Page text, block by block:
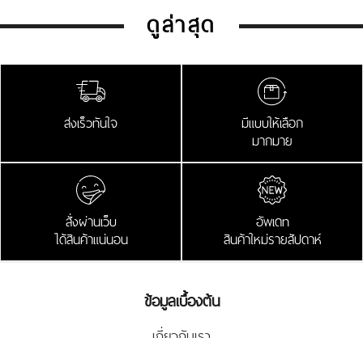
ดูล่าสุด
ส่งเร็วทันใจ มีแบบให้เลือก
มากมาย
สั่งผ่านเว็บ
ได้สินค้าแน่นอน
อัพเดท
สินค้าใหม่รายสัปดาห์
ข้อมูลเบื้องต้น